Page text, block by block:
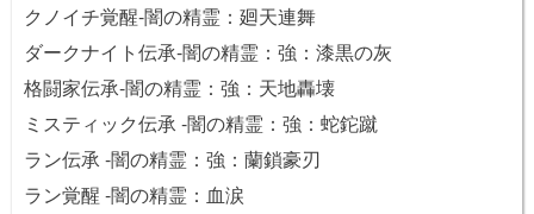
クノイチ覚醒-闇の精霊：廻天連舞
ダークナイト伝承-闇の精霊：強：漆黒の灰
格闘家伝承-闇の精霊：強：天地轟壊
ミスティック伝承 -闇の精霊：強：蛇鉈蹴
ラン伝承 -闇の精霊：強：蘭鎖豪刃
ラン覚醒 -闇の精霊：血涙